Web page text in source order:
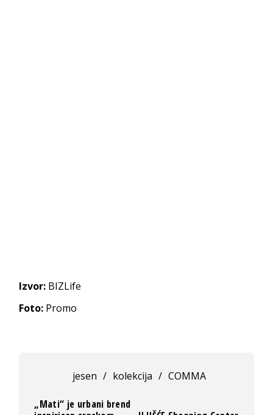
Izvor: BIZLife
Foto: Promo
jesen / kolekcija / COMMA
„Mati“ je urbani brend